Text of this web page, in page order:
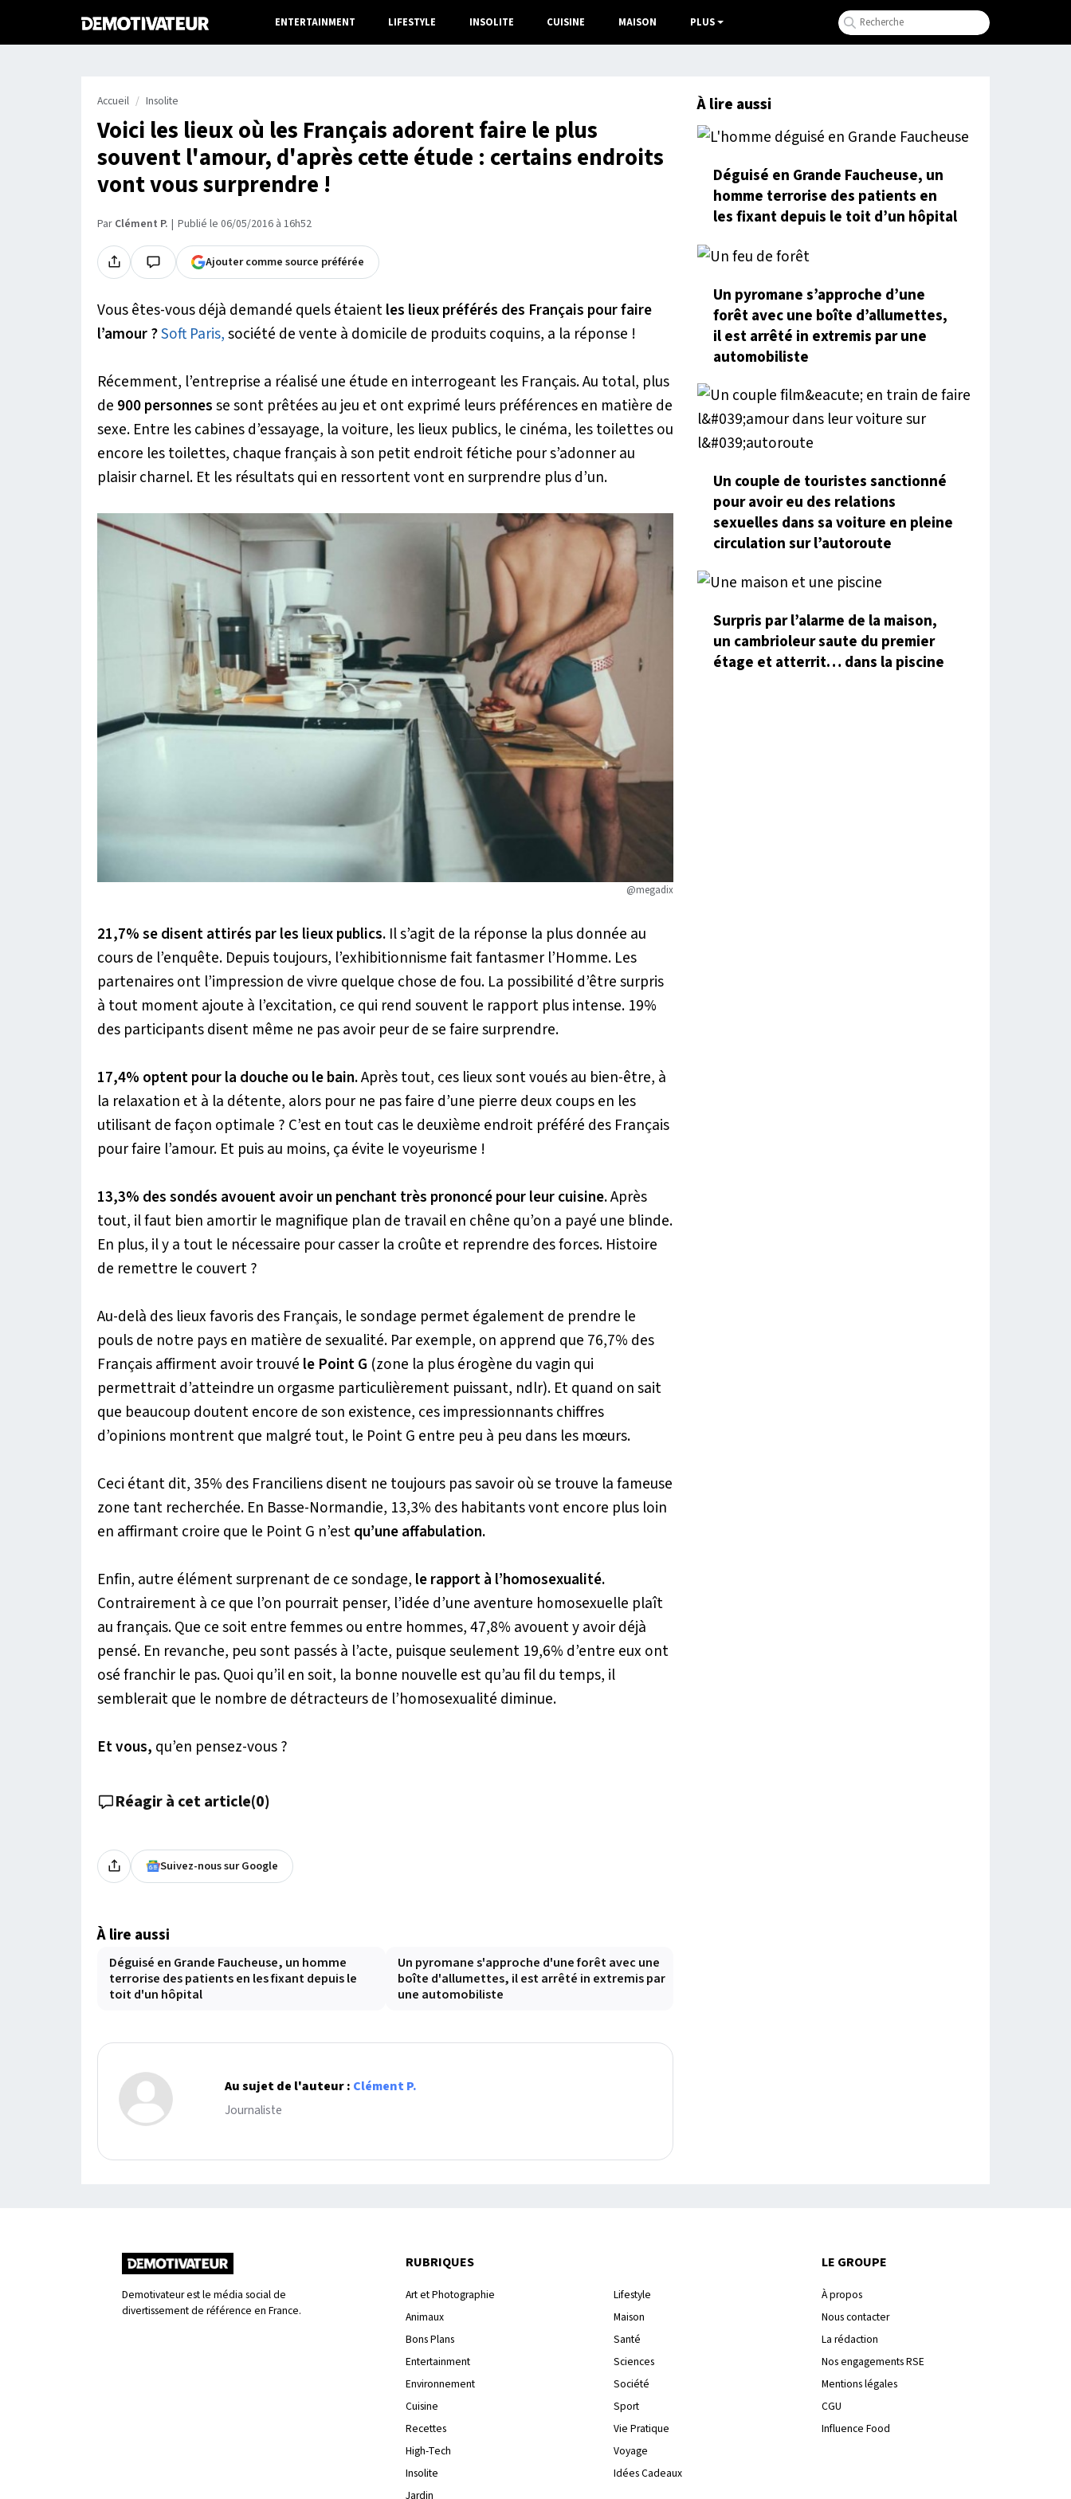
ENTERTAINMENT LIFESTYLE INSOLITE CUISINE MAISON PLUS
Accueil Insolite
Voici les lieux où les Français adorent faire le plus
souvent l'amour, d'après cette étude : certains endroits
vont vous surprendre !
Par Clément P. Publié le 06/05/2016 à 16h52
Ajouter comme source préférée
Vous êtes-vous déjà demandé quels étaientles lieux préférés des Français pour faire
l’amour ?Soft Paris,société de vente à domicile de produits coquins, a la réponse !
Récemment, l’entreprise a réalisé une étude en interrogeant les Français. Au total, plus
de 900 personnesse sont prêtées au jeu et ont exprimé leurs préférences en matière de
sexe. Entre les cabines d’essayage, la voiture, les lieux publics, le cinéma, les toilettes ou
encore les toilettes, chaque français à son petit endroit fétiche pour s’adonner au
plaisir charnel. Et les résultats qui en ressortent vont en surprendre plus d’un.
@megadix
21,7% se disent attirés par les lieux publics. Il s’agit de la réponse la plus donnée au
cours de l’enquête. Depuis toujours, l’exhibitionnisme fait fantasmer l’Homme. Les
partenaires ont l’impression de vivre quelque chose de fou. La possibilité d’être surpris
à tout moment ajoute à l’excitation, ce qui rend souvent le rapport plus intense. 19%
des participants disent même ne pas avoir peur de se faire surprendre.
17,4% optent pour la douche ou le bain.Après tout, ces lieux sont voués au bien-être, à
la relaxation et à la détente, alors pour ne pas faire d’une pierre deux coups en les
utilisant de façon optimale ? C’est en tout cas le deuxième endroit préféré des Français
pour faire l’amour. Et puis au moins, ça évite le voyeurisme !
13,3% des sondés avouent avoir un penchant très prononcé pour leur cuisine.Après
tout, il faut bien amortir le magnifique plan de travail en chêne qu’on a payé une blinde.
En plus, il y a tout le nécessaire pour casser la croûte et reprendre des forces. Histoire
de remettre le couvert ?
Au-delà des lieux favoris des Français, le sondage permet également de prendre le
pouls de notre pays en matière de sexualité. Par exemple, on apprend que 76,7% des
Français affirment avoir trouvé le Point G (zone la plus érogène du vagin qui
permettrait d’atteindre un orgasme particulièrement puissant, ndlr). Et quand on sait
que beaucoup doutent encore de son existence, ces impressionnants chiffres
d’opinions montrent que malgré tout, le Point G entre peu à peu dans les mœurs.
Ceci étant dit, 35% des Franciliens disent ne toujours pas savoir où se trouve la fameuse
zone tant recherchée. En Basse-Normandie, 13,3% des habitants vont encore plus loin
en affirmant croire que le Point G n’estqu’une affabulation.
Enfin, autre élément surprenant de ce sondage, le rapport à l’homosexualité.
Contrairement à ce que l’on pourrait penser, l’idée d’une aventure homosexuelle plaît
au français. Que ce soit entre femmes ou entre hommes, 47,8% avouent y avoir déjà
pensé. En revanche, peu sont passés à l’acte, puisque seulement 19,6% d’entre eux ont
osé franchir le pas. Quoi qu’il en soit, la bonne nouvelle est qu’au fil du temps, il
semblerait que le nombre de détracteurs de l’homosexualité diminue.
Et vous, qu’en pensez-vous ?
Réagir à cet article(0)
Suivez-nous sur Google
À lire aussi
Déguisé en Grande Faucheuse, un homme
terrorise des patients en les fixant depuis le
toit d'un hôpital
Un pyromane s'approche d'une forêt avec une
boîte d'allumettes, il est arrêté in extremis par
une automobiliste
Au sujet de l'auteur : Clément P.
Journaliste
À lire aussi
Déguisé en Grande Faucheuse, un
homme terrorise des patients en
les fixant depuis le toit d’un hôpital
Un pyromane s’approche d’une
forêt avec une boîte d’allumettes,
il est arrêté in extremis par une
automobiliste
Un couple de touristes sanctionné
pour avoir eu des relations
sexuelles dans sa voiture en pleine
circulation sur l’autoroute
Surpris par l’alarme de la maison,
un cambrioleur saute du premier
étage et atterrit… dans la piscine
Demotivateur est le média social de
divertissement de référence en France.
RUBRIQUES
Art et Photographie
Animaux
Bons Plans
Entertainment
Environnement
Cuisine
Recettes
High-Tech
Insolite
Jardin
Lifestyle
Maison
Santé
Sciences
Société
Sport
Vie Pratique
Voyage
Idées Cadeaux
LE GROUPE
À propos
Nous contacter
La rédaction
Nos engagements RSE
Mentions légales
CGU
Influence Food